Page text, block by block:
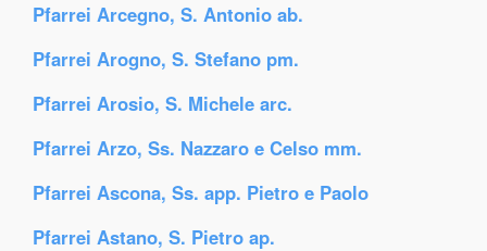
Pfarrei Arcegno, S. Antonio ab.
Pfarrei Arogno, S. Stefano pm.
Pfarrei Arosio, S. Michele arc.
Pfarrei Arzo, Ss. Nazzaro e Celso mm.
Pfarrei Ascona, Ss. app. Pietro e Paolo
Pfarrei Astano, S. Pietro ap.